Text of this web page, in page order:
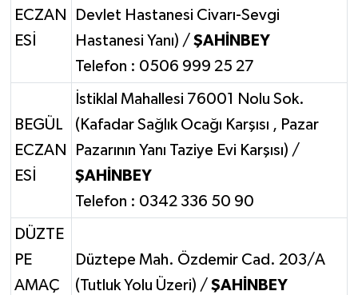
ECZAN
ESİ
Devlet Hastanesi Civarı-Sevgi
Hastanesi Yanı) / ŞAHİNBEY
Telefon : 0506 999 25 27
BEGÜL
ECZAN
ESİ
İstiklal Mahallesi 76001 Nolu Sok.
(Kafadar Sağlık Ocağı Karşısı , Pazar
Pazarının Yanı Taziye Evi Karşısı) /
ŞAHİNBEY
Telefon : 0342 336 50 90
DÜZTE
PE
AMAÇ
Düztepe Mah. Özdemir Cad. 203/A
(Tutluk Yolu Üzeri) / ŞAHİNBEY